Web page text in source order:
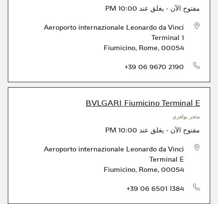
مفتوح الآن - يغلق عند 10:00 PM
Aeroporto internazionale Leonardo da Vinci
Terminal 1
Fiumicino, Rome, 00054
+39 06 9670 2190
BVLGARI Fiumicino Terminal E
متجر بولغري
مفتوح الآن - يغلق عند 10:00 PM
Aeroporto internazionale Leonardo da Vinci
Terminal E
Fiumicino, Rome, 00054
+39 06 6501 1384